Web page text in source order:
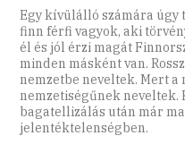
Egy kívülálló számára úgy
finn férfi vagyok, aki
él és jól érzi magát
minden másként van.
nemzetbe neveltek. Mert a
nemzetiségűnek neveltek.
bagatellizálás után már
jelentéktelenségben.